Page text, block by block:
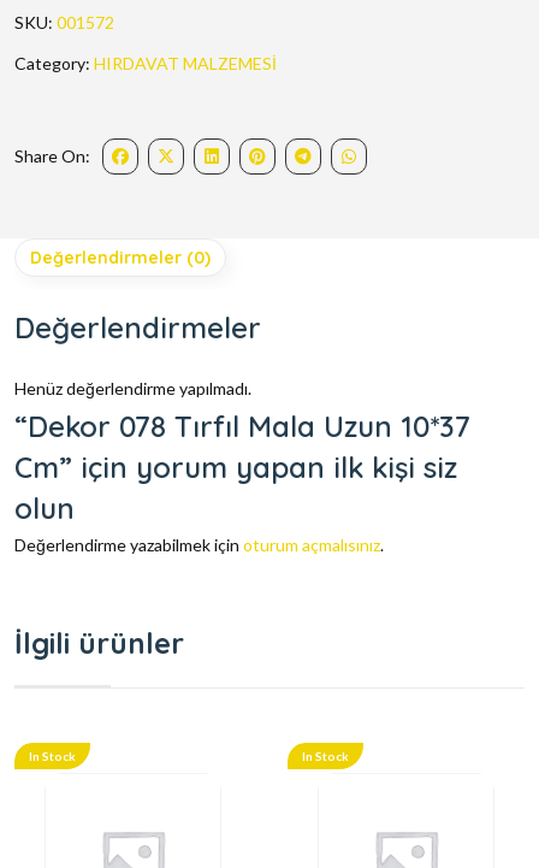
SKU: 001572
Category: HIRDAVAT MALZEMESİ
Share On:
Değerlendirmeler (0)
Değerlendirmeler
Henüz değerlendirme yapılmadı.
“Dekor 078 Tırfıl Mala Uzun 10*37
Cm” için yorum yapan ilk kişi siz
olun
Değerlendirme yazabilmek için oturum açmalısınız.
İlgili ürünler
In Stock In Stock